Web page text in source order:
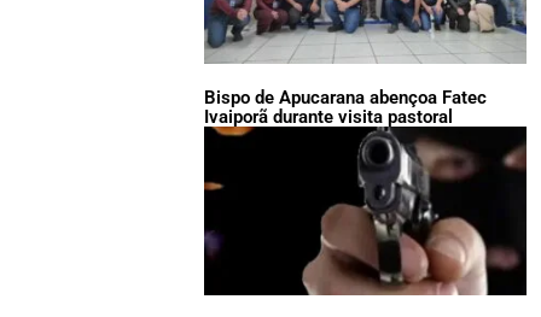
Bispo de Apucarana abençoa Fatec
Ivaiporã durante visita pastoral